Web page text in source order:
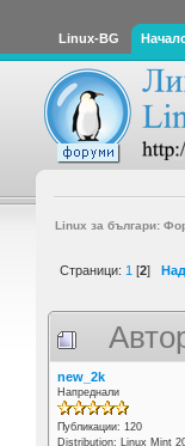
Linux-BG
Linux за българи:
Страници: 1 [2]
new_2k
Напреднали
Публикации: 120
Distribution: Linux Mint